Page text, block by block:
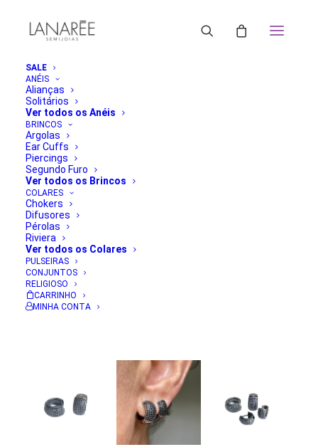
SALE
ANÉIS
Alianças
Solitários
Ver todos os Anéis
BRINCOS
Argolas
Ear Cuffs
Piercings
Segundo Furo
Ver todos os Brincos
COLARES
Chokers
Difusores
Pérolas
Riviera
Ver todos os Colares
PULSEIRAS
CONJUNTOS
RELIGIOSO
CARRINHO
MINHA CONTA